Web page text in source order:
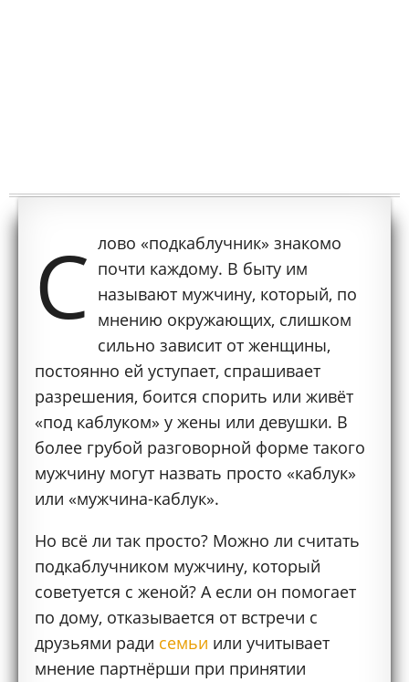
С лово «подкаблучник» знакомо
почти каждому. В быту им
называют мужчину, который, по
мнению окружающих, слишком
сильно зависит от женщины,
постоянно ей уступает, спрашивает
разрешения, боится спорить или живёт
«под каблуком» у жены или девушки. В
более грубой разговорной форме такого
мужчину могут назвать просто «каблук»
или «мужчина-каблук».
Но всё ли так просто? Можно ли считать
подкаблучником мужчину, который
советуется с женой? А если он помогает
по дому, отказывается от встречи с
друзьями ради семьи или учитывает
мнение партнёрши при принятии